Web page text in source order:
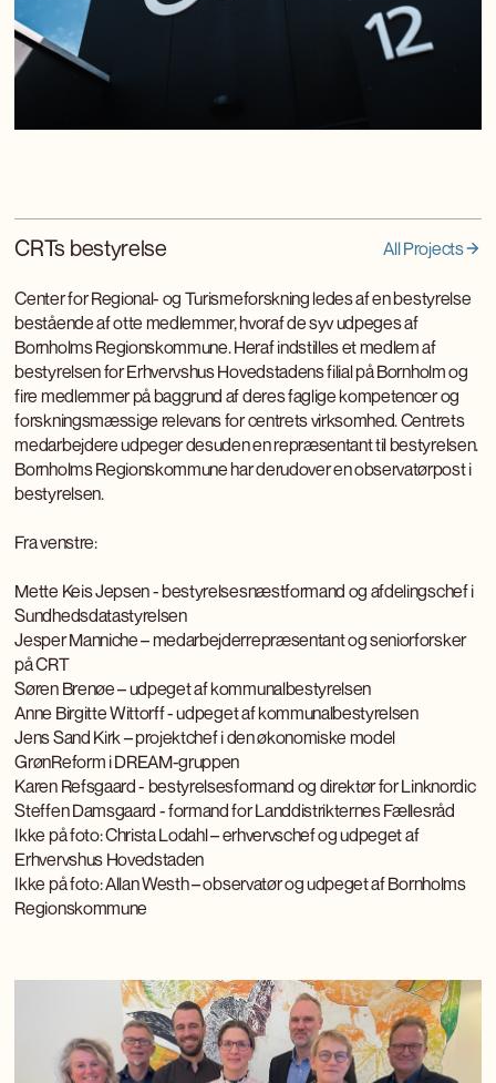
CRTs bestyrelse All Projects
Center for Regional- og Turismeforskning ledes af en bestyrelse
bestående af otte medlemmer, hvoraf de syv udpeges af
Bornholms Regionskommune. Heraf indstilles et medlem af
bestyrelsen for Erhvervshus Hovedstadens filial på Bornholm og
fire medlemmer på baggrund af deres faglige kompetencer og
forskningsmæssige relevans for centrets virksomhed. Centrets
medarbejdere udpeger desuden en repræsentant til bestyrelsen.
Bornholms Regionskommune har derudover en observatørpost i
bestyrelsen.
Fra venstre:
Mette Keis Jepsen - bestyrelsesnæstformand og afdelingschef i
Sundhedsdatastyrelsen
Jesper Manniche – medarbejderrepræsentant og seniorforsker
på CRT
Søren Brenøe – udpeget af kommunalbestyrelsen
Anne Birgitte Wittorff - udpeget af kommunalbestyrelsen
Jens Sand Kirk – projektchef i den økonomiske model
GrønReform i DREAM-gruppen
Karen Refsgaard - bestyrelsesformand og direktør for Linknordic
Steffen Damsgaard - formand for Landdistrikternes Fællesråd
Ikke på foto: Christa Lodahl – erhvervschef og udpeget af
Erhvervshus Hovedstaden
Ikke på foto: Allan Westh – observatør og udpeget af Bornholms
Regionskommune